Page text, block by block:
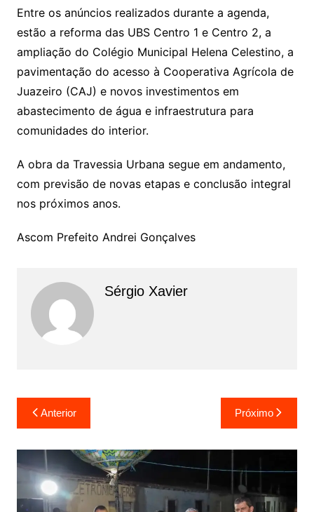
Entre os anúncios realizados durante a agenda,
estão a reforma das UBS Centro 1 e Centro 2, a
ampliação do Colégio Municipal Helena Celestino, a
pavimentação do acesso à Cooperativa Agrícola de
Juazeiro (CAJ) e novos investimentos em
abastecimento de água e infraestrutura para
comunidades do interior.
A obra da Travessia Urbana segue em andamento,
com previsão de novas etapas e conclusão integral
nos próximos anos.
Ascom Prefeito Andrei Gonçalves
Sérgio Xavier
Anterior Próximo